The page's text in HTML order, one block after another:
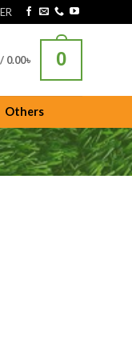
0.00৳ 0
Others